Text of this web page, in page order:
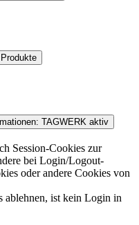
TAGWERK aktiv
Session-Cookies zur
bei Login/Logout-
oder andere Cookies von
ablehnen, ist kein Login in